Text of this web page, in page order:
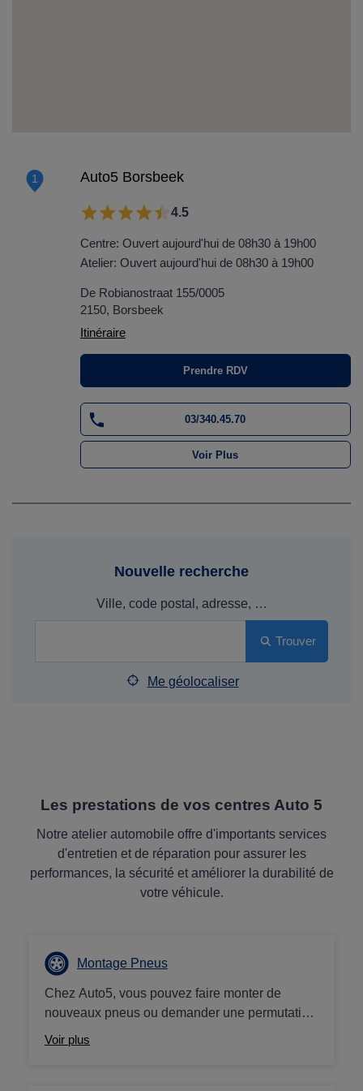
1 Auto5 Borsbeek
4.5
Centre: Ouvert aujourd'hui de 08h30 à 19h00
Atelier: Ouvert aujourd'hui de 08h30 à 19h00
De Robianostraat 155/0005
2150, Borsbeek
Itinéraire
Prendre RDV
03/340.45.70
Voir Plus
Nouvelle recherche
Ville, code postal, adresse, …
Trouver
Me géolocaliser
Les prestations de vos centres Auto 5
Notre atelier automobile offre d'importants services
d'entretien et de réparation pour assurer les
performances, la sécurité et améliorer la durabilité de
votre véhicule.
Montage Pneus
Chez Auto5, vous pouvez faire monter de
nouveaux pneus ou demander une permutation
de vos pneus à tout moment. La sécurité de
Voir plus